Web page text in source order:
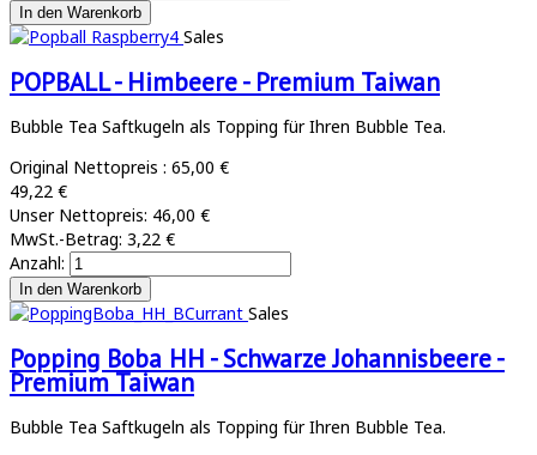
Sales
POPBALL - Himbeere - Premium Taiwan
Bubble Tea Saftkugeln als Topping für Ihren Bubble Tea.
Original Nettopreis : 65,00 €
49,22 €
Unser Nettopreis: 46,00 €
MwSt.-Betrag: 3,22 €
Anzahl:
Sales
Popping Boba HH - Schwarze Johannisbeere -
Premium Taiwan
Bubble Tea Saftkugeln als Topping für Ihren Bubble Tea.